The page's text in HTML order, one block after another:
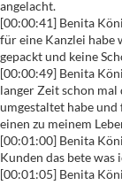
angelacht.
[00:00:41] Benita
für eine Kanzlei habe
gepackt und keine
[00:00:49] Benita
langer Zeit schon
umgestaltet habe
einen zu meinem
[00:01:00] Benita
Kunden das bete was
[00:01:05] Benita